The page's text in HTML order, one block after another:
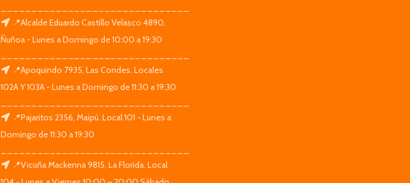
📍Alcalde Eduardo Castillo Velasco 4890,
Ñuñoa - Lunes a Domingo de 10:00 a 19:30
📍Apoquindo 7935, Las Condes. Locales
102A Y 103A - Lunes a Domingo de 11:30 a 19:30
📍Pajaritos 2356, Maipú. Local 101 - Lunes a
Domingo de 11:30 a 19:30
📍Vicuña Mackenna 9815, La Florida. Local